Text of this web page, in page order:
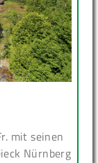
mit seinen
Nürnberg